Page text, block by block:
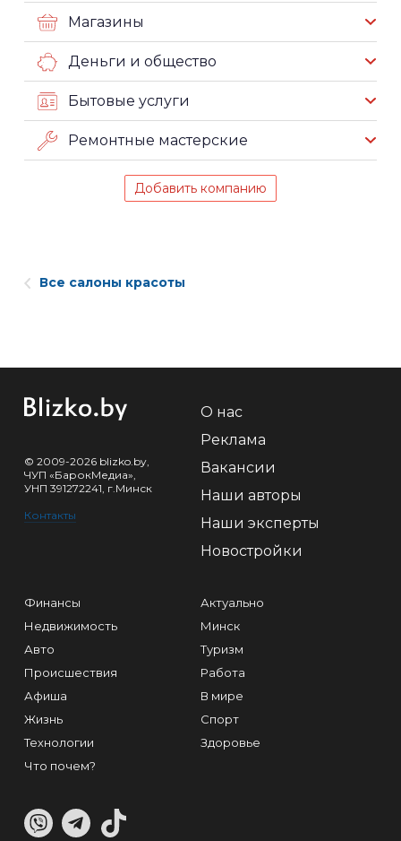
Магазины
Деньги и общество
Бытовые услуги
Ремонтные мастерские
Добавить компанию
Все салоны красоты
© 2009-2026 blizko.by,
ЧУП «БарокМедиа»,
УНП 391272241, г.Минск
Контакты
О нас
Реклама
Вакансии
Наши авторы
Наши эксперты
Новостройки
Финансы
Недвижимость
Авто
Происшествия
Афиша
Жизнь
Технологии
Что почем?
Актуально
Минск
Туризм
Работа
В мире
Спорт
Здоровье